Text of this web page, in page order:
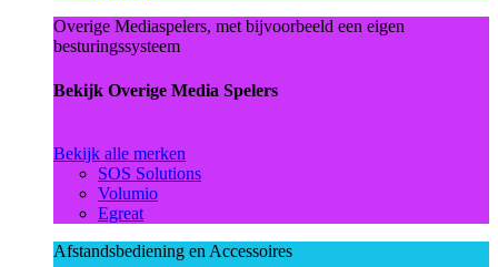
Overige Mediaspelers, met bijvoorbeeld een eigen
besturingssysteem
Bekijk Overige Media Spelers
Bekijk alle merken
SOS Solutions
Volumio
Egreat
Afstandsbediening en Accessoires